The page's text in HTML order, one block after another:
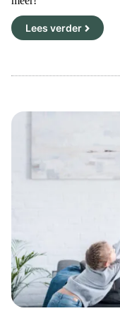
Lees verder